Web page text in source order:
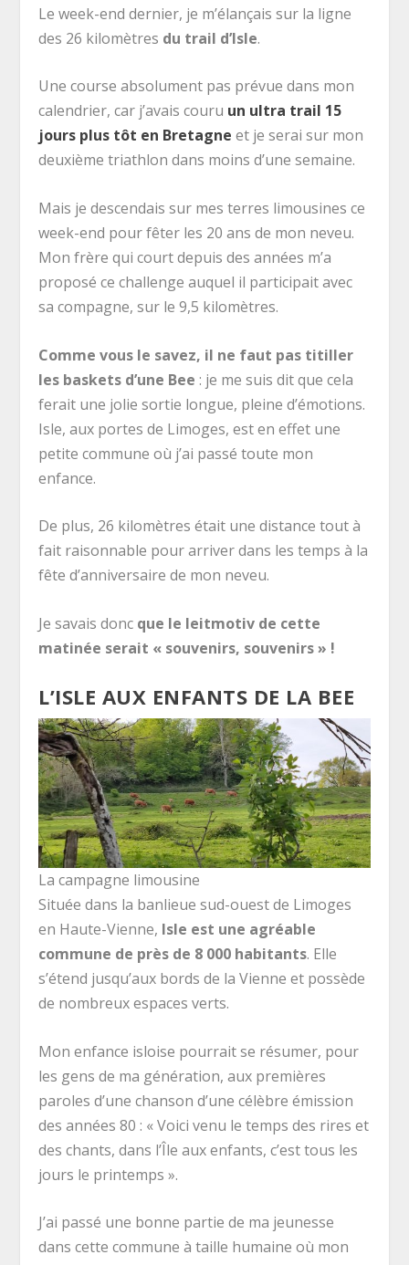
Le week-end dernier, je m’élançais sur la ligne
des 26 kilomètres du trail d’Isle.
Une course absolument pas prévue dans mon
calendrier, car j’avais couru un ultra trail 15
jours plus tôt en Bretagne et je serai sur mon
deuxième triathlon dans moins d’une semaine.
Mais je descendais sur mes terres limousines ce
week-end pour fêter les 20 ans de mon neveu.
Mon frère qui court depuis des années m’a
proposé ce challenge auquel il participait avec
sa compagne, sur le 9,5 kilomètres.
Comme vous le savez, il ne faut pas titiller
les baskets d’une Bee : je me suis dit que cela
ferait une jolie sortie longue, pleine d’émotions.
Isle, aux portes de Limoges, est en effet une
petite commune où j’ai passé toute mon
enfance.
De plus, 26 kilomètres était une distance tout à
fait raisonnable pour arriver dans les temps à la
fête d’anniversaire de mon neveu.
Je savais donc que le leitmotiv de cette
matinée serait « souvenirs, souvenirs » !
L’ISLE AUX ENFANTS DE LA BEE
La campagne limousine
Située dans la banlieue sud-ouest de Limoges
en Haute-Vienne, Isle est une agréable
commune de près de 8 000 habitants. Elle
s’étend jusqu’aux bords de la Vienne et possède
de nombreux espaces verts.
Mon enfance isloise pourrait se résumer, pour
les gens de ma génération, aux premières
paroles d’une chanson d’une célèbre émission
des années 80 : « Voici venu le temps des rires et
des chants, dans l’Île aux enfants, c’est tous les
jours le printemps ».
J’ai passé une bonne partie de ma jeunesse
dans cette commune à taille humaine où mon